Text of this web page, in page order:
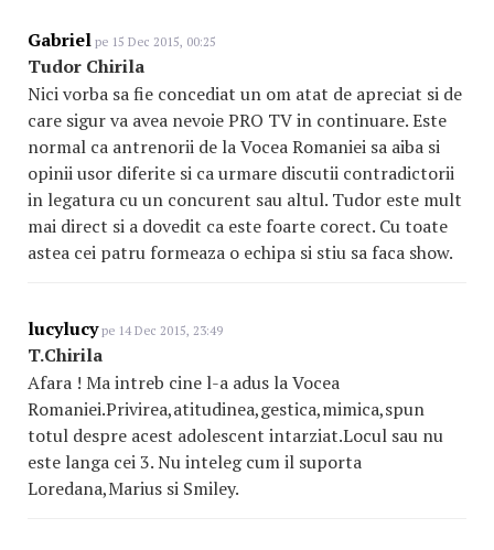
Gabriel pe 15 Dec 2015, 00:25
Tudor Chirila
Nici vorba sa fie concediat un om atat de apreciat si de
care sigur va avea nevoie PRO TV in continuare. Este
normal ca antrenorii de la Vocea Romaniei sa aiba si
opinii usor diferite si ca urmare discutii contradictorii
in legatura cu un concurent sau altul. Tudor este mult
mai direct si a dovedit ca este foarte corect. Cu toate
astea cei patru formeaza o echipa si stiu sa faca show.
lucylucype 14 Dec 2015, 23:49
T.Chirila
Afara ! Ma intreb cine l-a adus la Vocea
Romaniei.Privirea,atitudinea,gestica,mimica,spun
totul despre acest adolescent intarziat.Locul sau nu
este langa cei 3. Nu inteleg cum il suporta
Loredana,Marius si Smiley.